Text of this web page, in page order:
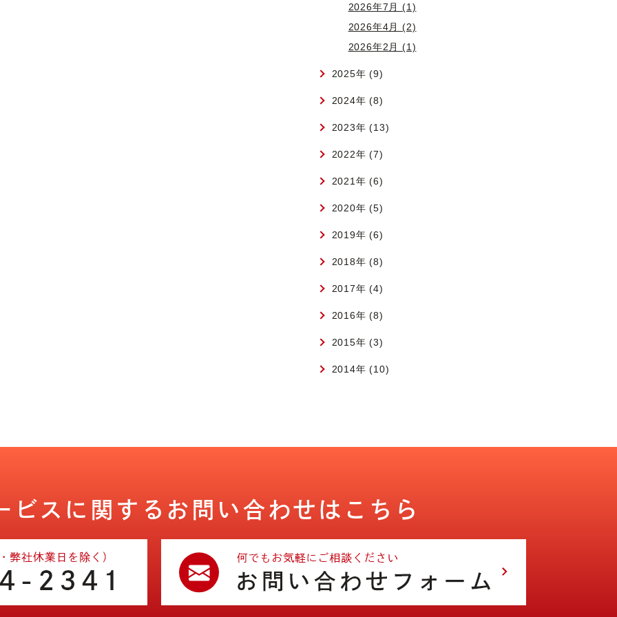
2026年7月 (1)
2026年4月 (2)
2026年2月 (1)
2025年 (9)
2024年 (8)
2023年 (13)
2022年 (7)
2021年 (6)
2020年 (5)
2019年 (6)
2018年 (8)
2017年 (4)
2016年 (8)
2015年 (3)
2014年 (10)
ビスに関する お問い合わせはこちら